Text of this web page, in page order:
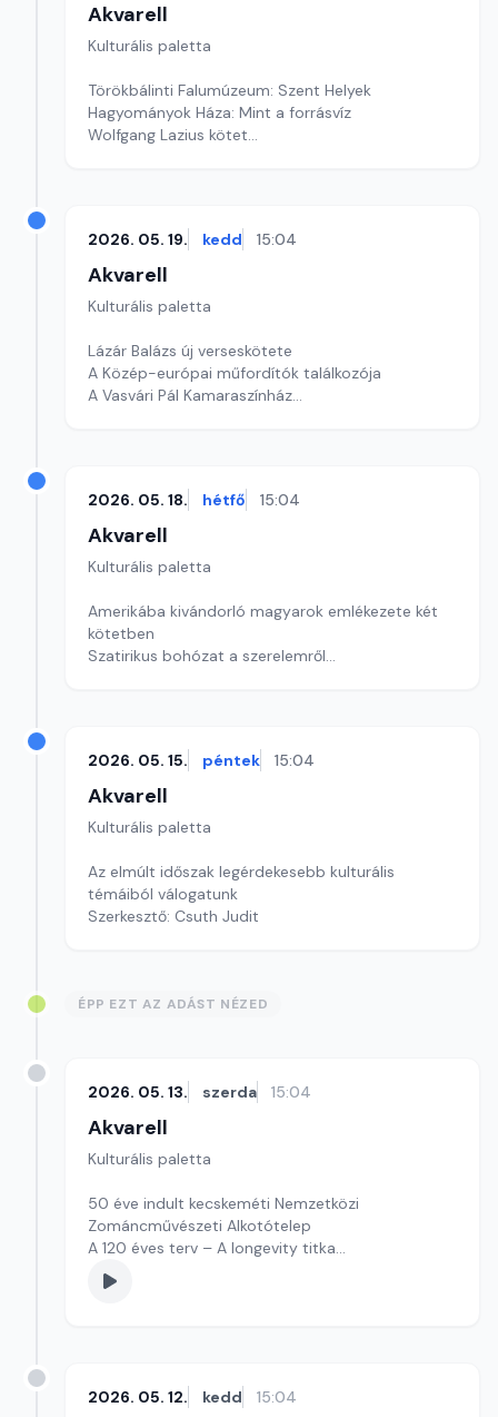
Akvarell
Kulturális paletta
Törökbálinti Falumúzeum: Szent Helyek
Hagyományok Háza: Mint a forrásvíz
Wolfgang Lazius kötet
2026. 05. 19. kedd 15:04
Akvarell
Kulturális paletta
Lázár Balázs új verseskötete
A Közép-európai műfordítók találkozója
A Vasvári Pál Kamaraszínház
2026. 05. 18. hétfő 15:04
Akvarell
Kulturális paletta
Amerikába kivándorló magyarok emlékezete két
kötetben
Szatirikus bohózat a szerelemről
2026. 05. 15.
péntek 15:04
Akvarell
Kulturális paletta
Az elmúlt időszak legérdekesebb kulturális
témáiból válogatunk
Szerkesztő: Csuth Judit
ÉPP EZT AZ ADÁST NÉZED
2026. 05. 13. szerda 15:04
Akvarell
Kulturális paletta
50 éve indult kecskeméti Nemzetközi
Zománcművészeti Alkotótelep
A 120 éves terv – A longevity titka
Szerkesztő: Fazekas Gyöngyvér
2026. 05. 12. kedd 15:04